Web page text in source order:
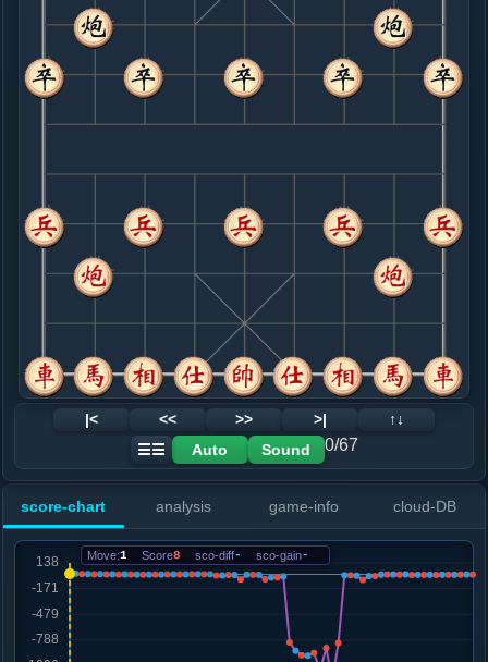
5. 兵三进一
黑+1
.....车２进４
6. 仕六进五
黑+1
炮八平六
.....砲３平４
黑+2
7. 炮八平六
黑+3
8. 兵三进一
黑+2
.....车２平７
黑+2
9. 炮二平四
红+1
马二进一
.....车９平８
10. 车一进二
红+0
.....砲４进５
红+1
红+1
.....砲８进６
红+3
12. 车九平八
红+2
红+2
13. 马六退七
黑+13
马六退四
兵九进一
.....卒１进１
黑+6
15. 炮六进六
黑+61
车一平四
.....马７进６
车７平４
16. 车一平四
|< << >> >|
↑↓
☰☰
Auto Sound 0/67
score-chart analysis game-info cloud-DB
Move:1 Score8 sco-diff- sco-gain-